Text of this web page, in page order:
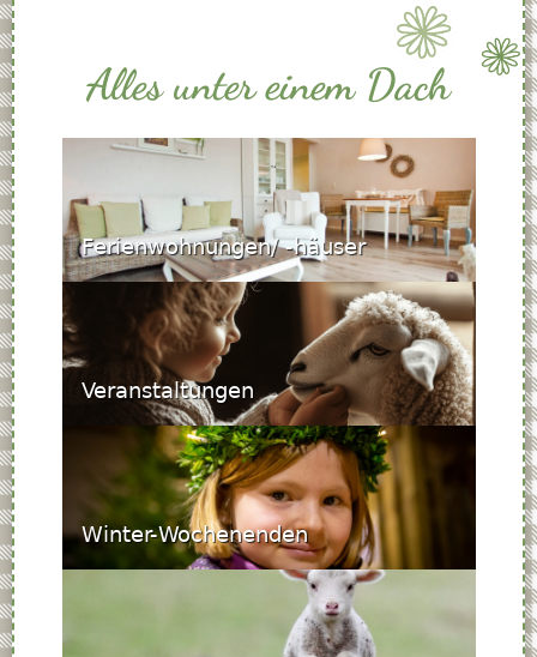
Alles unter einem Dach
Ferienwohnungen/ -häuser
Veranstaltungen
Winter-Wochenenden